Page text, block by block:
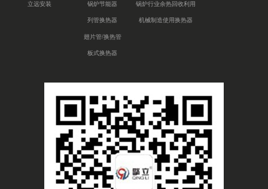
立远安装
锅炉节能器
列管换热器
翅片管/换热管
板式换热器
锅炉行业余热回收利用
机械制造使用换热器